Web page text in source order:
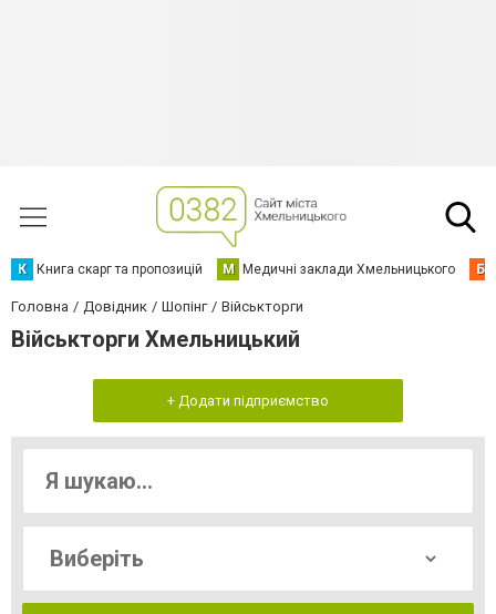
К Книга скарг та пропозицій М Медичні заклади Хмельницького Б
Головна Довідник Шопінг Військторги
Військторги Хмельницький
+ Додати підприємство